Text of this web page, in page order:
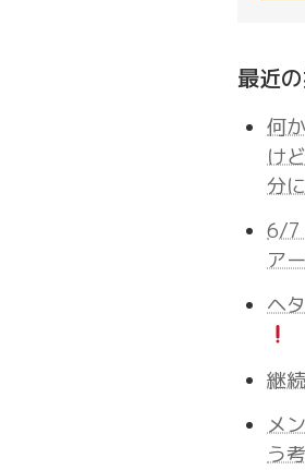
最近
何
け
分
6/7
ア
ヘ
継
メ
う